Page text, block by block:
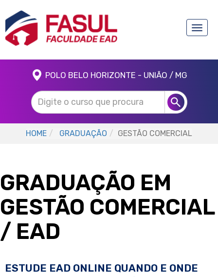
Toggle
POLO BELO HORIZONTE - UNIÃO / MG
HOME GRADUAÇÃO GESTÃO COMERCIAL
GRADUAÇÃO EM
GESTÃO COMERCIAL
/ EAD
ESTUDE EAD ONLINE QUANDO E ONDE